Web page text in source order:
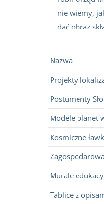
nie wiemy,
dać obraz
Nazwa
Projekty
Postumenty
Modele planet
Kosmiczne
Murale
Tablice z